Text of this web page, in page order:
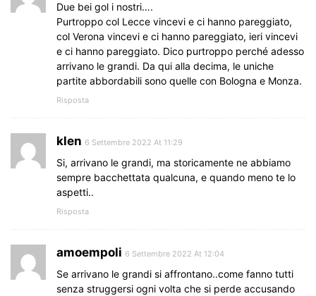
Due bei gol i nostri….
Purtroppo col Lecce vincevi e ci hanno pareggiato,
col Verona vincevi e ci hanno pareggiato, ieri vincevi
e ci hanno pareggiato. Dico purtroppo perché adesso
arrivano le grandi. Da qui alla decima, le uniche
partite abbordabili sono quelle con Bologna e Monza.
Risposta
klen 6 Settembre 2022 At 11:29
Si, arrivano le grandi, ma storicamente ne abbiamo
sempre bacchettata qualcuna, e quando meno te lo
aspetti..
Risposta
amoempoli 6 Settembre 2022 At 12:04
Se arrivano le grandi si affrontano..come fanno tutti
senza struggersi ogni volta che si perde accusando